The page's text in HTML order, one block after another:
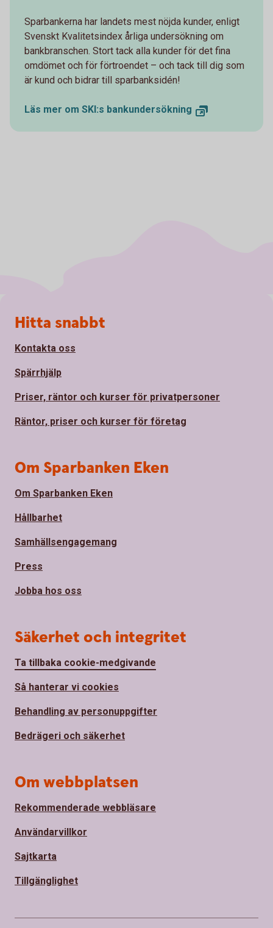
Sparbankerna har landets mest nöjda kunder, enligt
Svenskt Kvalitetsindex årliga undersökning om
bankbranschen. Stort tack alla kunder för det fina
omdömet och för förtroendet – och tack till dig som
är kund och bidrar till sparbanksidén!
Läs mer om SKI:s bankundersökning
Sidfot
Hitta snabbt
Kontakta oss
Spärrhjälp
Priser, räntor och kurser för privatpersoner
Räntor, priser och kurser för företag
Om Sparbanken Eken
Om Sparbanken Eken
Hållbarhet
Samhällsengagemang
Press
Jobba hos oss
Säkerhet och integritet
Ta tillbaka cookie-medgivande
Så hanterar vi cookies
Behandling av personuppgifter
Bedrägeri och säkerhet
Om webbplatsen
Rekommenderade webbläsare
Användarvillkor
Sajtkarta
Tillgänglighet